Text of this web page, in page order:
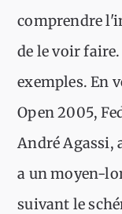
comprendre
de le voir
exemples. En
Open 2005,
André Agassi,
a un moyen-
suivant le